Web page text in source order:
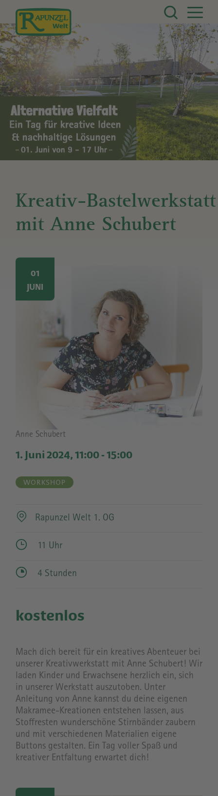
Direkt zum Inhalt
Kreativ-Bastelwerkstatt
mit Anne Schubert
Image
Bildrechte
Anne Schubert
1. Juni 2024, 11:00 - 15:00
WORKSHOP
Rapunzel Welt 1. OG
11 Uhr
4 Stunden
kostenlos
01
JUNI
Mach dich bereit für ein kreatives Abenteuer bei
unserer Kreativwerkstatt mit Anne Schubert! Wir
laden Kinder und Erwachsene herzlich ein, sich
in unserer Werkstatt auszutoben. Unter
Anleitung von Anne kannst du deine eigenen
Makramee-Kreationen entstehen lassen, aus
Stoffresten wunderschöne Stirnbänder zaubern
und mit verschiedenen Materialien eigene
Buttons gestalten. Ein Tag voller Spaß und
kreativer Entfaltung erwartet dich!